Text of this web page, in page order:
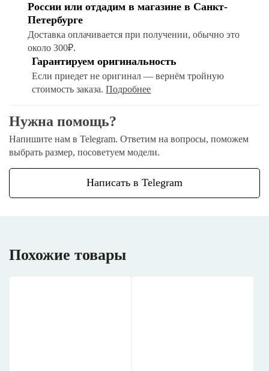
России или отдадим в магазине в Санкт-
Петербурге
Доставка оплачивается при получении, обычно это
около 300₽.
Гарантируем оригинальность
Если приедет не оригинал — вернём тройную
стоимость заказа.Подробнее
Нужна помощь?
Напишите нам в Telegram. Ответим на вопросы, поможем
выбрать размер, посоветуем модели.
Написать в Telegram
Похожие товары